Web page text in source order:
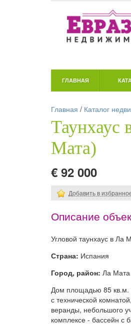
ГЛАВНАЯ
Главная / Каталог
Таунхаус
Мата)
€ 92 000
Добавить в
Описание
Угловой таунхаус в Ла
Страна: Испания
Город, район: Ла Мата
Дом площадью 85 кв.м.
с технической
веранды, небольшого
комплексе - бассейн с